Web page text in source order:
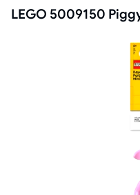
LEGO 5009150